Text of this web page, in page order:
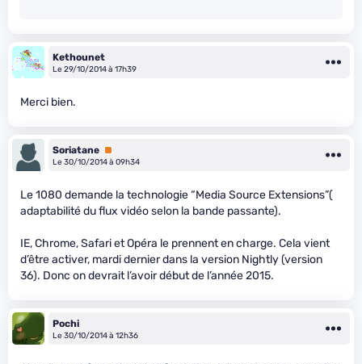
Kethounet
Le 29/10/2014 à 17h39
Merci bien.
Soriatane Premium
Le 30/10/2014 à 09h34
Le 1080 demande la technologie “Media Source Extensions”(
adaptabilité du flux vidéo selon la bande passante).
IE, Chrome, Safari et Opéra le prennent en charge. Cela vient
d’être activer, mardi dernier dans la version Nightly (version
36). Donc on devrait l’avoir début de l’année 2015.
Pochi
Le 30/10/2014 à 12h36